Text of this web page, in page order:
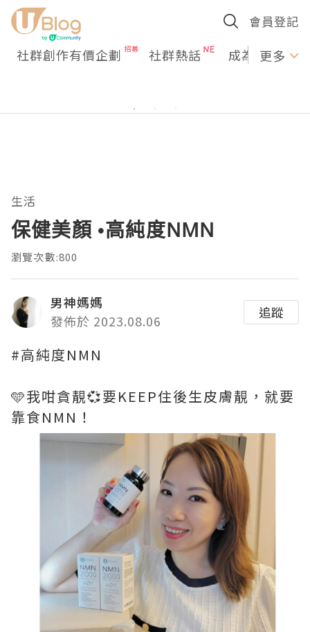
會員登記
社群創作有價企劃 社群熱話 成為U更多
生活
保健美顏 •高純度NMN
瀏覽次數:800
男神媽媽
發佈於 2023.08.06
追蹤
#高純度NMN
🩵我咁貪靚💞要KEEP住後生皮膚靚，就要
靠食NMN！